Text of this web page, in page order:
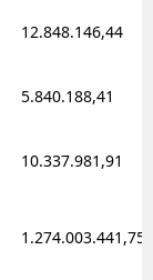
12.848.146,44
5.840.188,41
10.337.981,91
1.274.003.441,75